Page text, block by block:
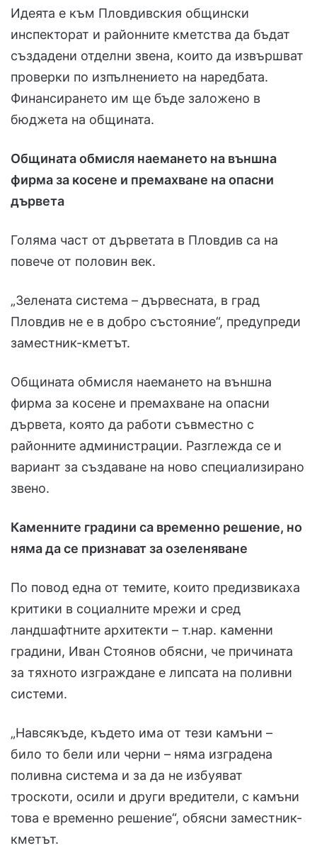
Идеята е към Пловдивския общински
инспекторат и районните кметства да бъдат
създадени отделни звена, които да извършват
проверки по изпълнението на наредбата.
Финансирането им ще бъде заложено в
бюджета на общината.
Общината обмисля наемането на външна
фирма за косене и премахване на опасни
дървета
Голяма част от дърветата в Пловдив са на
повече от половин век.
„Зелената система – дървесната, в град
Пловдив не е в добро състояние“, предупреди
заместник-кметът.
Общината обмисля наемането на външна
фирма за косене и премахване на опасни
дървета, която да работи съвместно с
районните администрации. Разглежда се и
вариант за създаване на ново специализирано
звено.
Каменните градини са временно решение, но
няма да се признават за озеленяване
По повод една от темите, които предизвикаха
критики в социалните мрежи и сред
ландшафтните архитекти – т.нар. каменни
градини, Иван Стоянов обясни, че причината
за тяхното изграждане е липсата на поливни
системи.
„Навсякъде, където има от тези камъни –
било то бели или черни – няма изградена
поливна система и за да не избуяват
троскоти, осили и други вредители, с камъни
това е временно решение“, обясни заместник-
кметът.